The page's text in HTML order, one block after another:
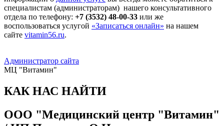
специалистам (администраторам) нашего консультативного
отдела по телефону: +7 (3532) 48-00-33 или же
воспользоваться услугой «Записаться онлайн» на нашем
сайте vitamin56.ru.
Администратор сайта
МЦ "Витамин"
КАК НАС НАЙТИ
ООО "Медицинский центр "Витамин"